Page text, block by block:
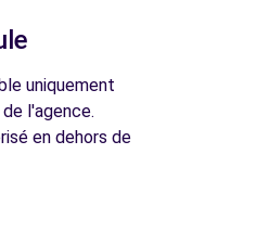
uniquement
l'agence.
en dehors de